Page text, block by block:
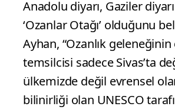
Anadolu diyarı, Gaziler diyarı
‘Ozanlar Otağı’ olduğunu
Ayhan, “Ozanlık
temsilcisi sadece Sivas’ta
ülkemizde değil evrensel
bilinirliği olan UNESCO